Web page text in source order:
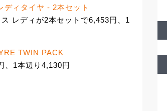
ィタイヤ - 2本セット
レディが2本セットで6,453円、1
TWIN PACK
、1本辺り4,130円